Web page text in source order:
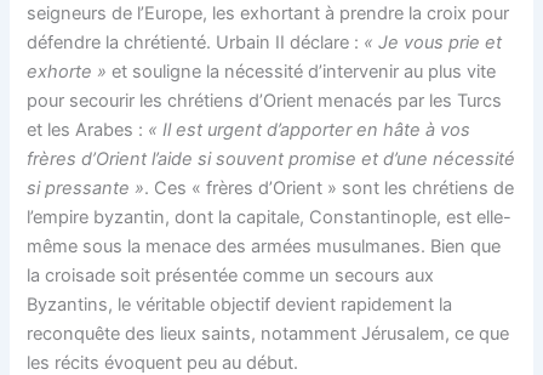
seigneurs de l’Europe, les exhortant à prendre la croix pour
défendre la chrétienté. Urbain II déclare : « Je vous prie et
exhorte » et souligne la nécessité d’intervenir au plus vite
pour secourir les chrétiens d’Orient menacés par les Turcs
et les Arabes : « Il est urgent d’apporter en hâte à vos
frères d’Orient l’aide si souvent promise et d’une nécessité
si pressante »​. Ces « frères d’Orient » sont les chrétiens de
l’empire byzantin, dont la capitale, Constantinople, est elle-
même sous la menace des armées musulmanes. Bien que
la croisade soit présentée comme un secours aux
Byzantins, le véritable objectif devient rapidement la
reconquête des lieux saints, notamment Jérusalem, ce que
les récits évoquent peu au début.